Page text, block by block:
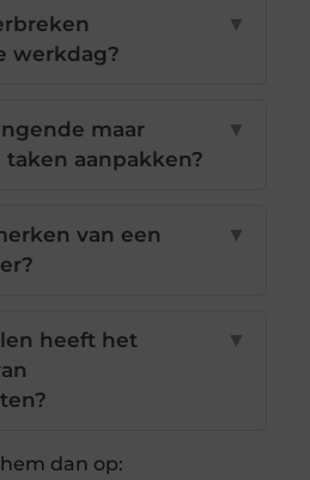
werkdag?
▼
maar
aanpakken?
▼
van een
▼
heeft het
▼
dan op: